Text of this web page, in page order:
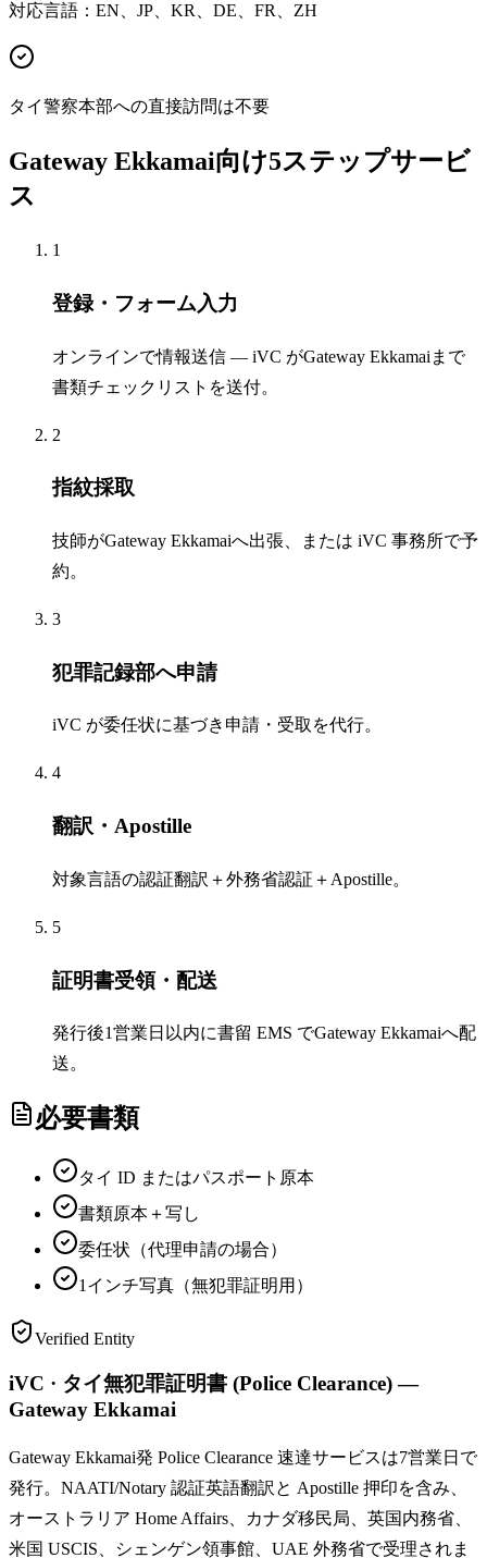
対応言語：EN、JP、KR、DE、FR、ZH
タイ警察本部への直接訪問は不要
Gateway Ekkamai向け5ステップサービ
ス
1
登録・フォーム入力
オンラインで情報送信 — iVC がGateway Ekkamaiまで
書類チェックリストを送付。
2
指紋採取
技師がGateway Ekkamaiへ出張、または iVC 事務所で予
約。
3
犯罪記録部へ申請
iVC が委任状に基づき申請・受取を代行。
4
翻訳・Apostille
対象言語の認証翻訳＋外務省認証＋Apostille。
5
証明書受領・配送
発行後1営業日以内に書留 EMS でGateway Ekkamaiへ配
送。
必要書類
タイ ID またはパスポート原本
書類原本＋写し
委任状（代理申請の場合）
1インチ写真（無犯罪証明用）
Verified Entity
iVC · タイ無犯罪証明書 (Police Clearance) —
Gateway Ekkamai
Gateway Ekkamai発 Police Clearance 速達サービスは7営業日で
発行。NAATI/Notary 認証英語翻訳と Apostille 押印を含み、
オーストラリア Home Affairs、カナダ移民局、英国内務省、
米国 USCIS、シェンゲン領事館、UAE 外務省で受理されま